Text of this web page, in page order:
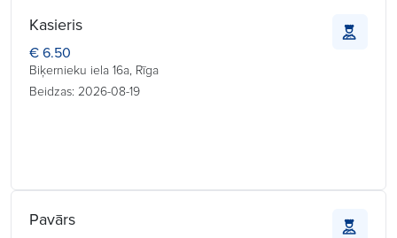
Kasieris
€ 6.50
Biķernieku iela 16a, Rīga
Beidzas: 2026-08-19
Pavārs